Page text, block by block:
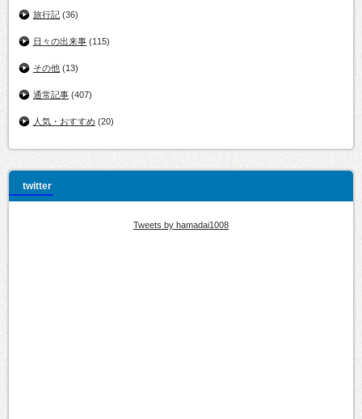
旅行記 (36)
日々の出来事 (115)
その他 (13)
通常記事 (407)
人気・おすすめ (20)
twitter
Tweets by hamadai1008